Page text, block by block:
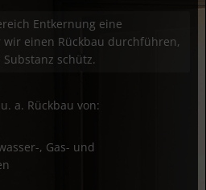
Entkernung eine
einen Rückbau durchführen,
schütz.
a. Rückbau von:
, Gas- und